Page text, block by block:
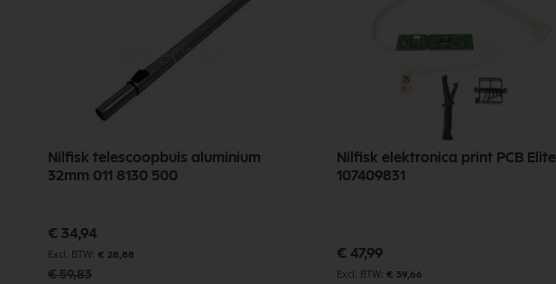
Nilfisk telescoopbuis aluminium
32mm 011 8130 500
Speciale
prijs
€ 34,94
€ 28,88
€ 59,83
Nilfisk elektronica print PCB Elite
107409831
€ 47,99
€ 39,66